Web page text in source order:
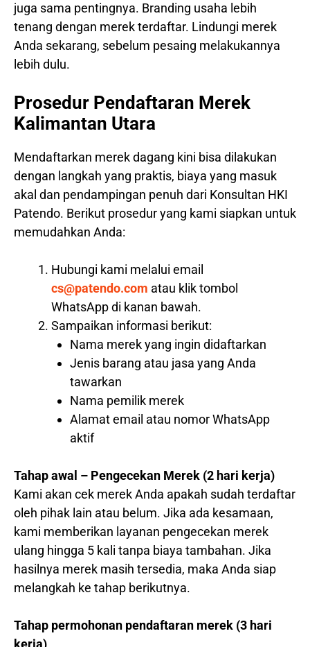
juga sama pentingnya. Branding usaha lebih
tenang dengan merek terdaftar. Lindungi merek
Anda sekarang, sebelum pesaing melakukannya
lebih dulu.
Prosedur Pendaftaran Merek
Kalimantan Utara
Mendaftarkan merek dagang kini bisa dilakukan
dengan langkah yang praktis, biaya yang masuk
akal dan pendampingan penuh dari Konsultan HKI
Patendo. Berikut prosedur yang kami siapkan untuk
memudahkan Anda:
Hubungi kami melalui email
cs@patendo.com atau klik tombol
WhatsApp di kanan bawah.
Sampaikan informasi berikut:
Nama merek yang ingin didaftarkan
Jenis barang atau jasa yang Anda
tawarkan
Nama pemilik merek
Alamat email atau nomor WhatsApp
aktif
Tahap awal – Pengecekan Merek (2 hari kerja)
Kami akan cek merek Anda apakah sudah terdaftar
oleh pihak lain atau belum. Jika ada kesamaan,
kami memberikan layanan pengecekan merek
ulang hingga 5 kali tanpa biaya tambahan. Jika
hasilnya merek masih tersedia, maka Anda siap
melangkah ke tahap berikutnya.
Tahap permohonan pendaftaran merek (3 hari
kerja)